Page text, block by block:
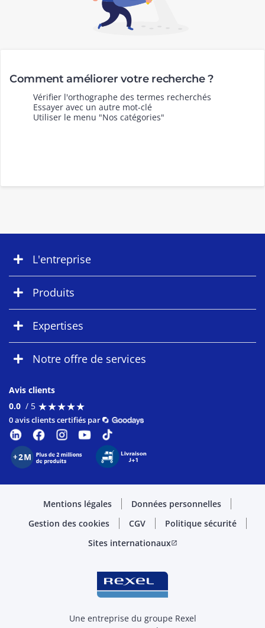
Comment améliorer votre recherche ?
Vérifier l'orthographe des termes recherchés
Essayer avec un autre mot-clé
Utiliser le menu "Nos catégories"
L'entreprise
Produits
Expertises
Notre offre de services
Avis clients
0.0 / 5 ★★★★★
★★★★★
0 avis clients certifiés par
Mentions légales
Données personnelles
Gestion des cookies
CGV
Politique sécurité
Sites internationauxopen_in_new
Une entreprise du groupe Rexel